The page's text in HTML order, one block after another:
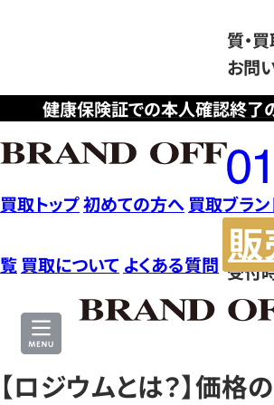
健康保険証での本人確認終了
質・
お問
フ
リ
ー
ダ
イ
ヤ
ル
受付
買取トップ初めての方へ 買取ブラ
覧 買取について よくある質問
【ロジウムとは？】価格